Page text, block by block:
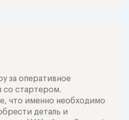
за оперативное
со стартером.
что именно необходимо
деталь и